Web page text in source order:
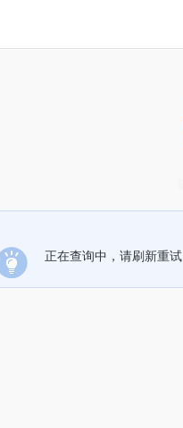
正在查询中，请刷新重试